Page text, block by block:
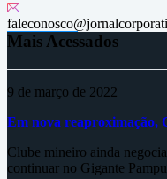
Mais Acessados
9 de março de 2022
Em nova reaproximação,
Clube mineiro ainda
continuar no Gigante